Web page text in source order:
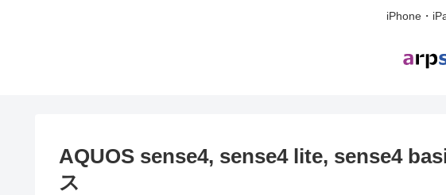
iPhone・
AQUOS sense4, sense4 lite, sense4
ス